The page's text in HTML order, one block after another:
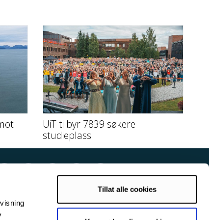
Tillat alle cookies
UiT tilbyr 7839 søkere
studieplass